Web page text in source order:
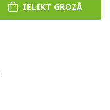
IELIKT GROZĀ